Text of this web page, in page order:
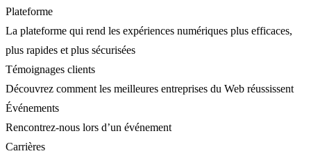
Plateforme
La plateforme qui rend les expériences numériques plus efficaces,
plus rapides et plus sécurisées
Témoignages clients
Découvrez comment les meilleures entreprises du Web réussissent
Événements
Rencontrez-nous lors d’un événement
Carrières